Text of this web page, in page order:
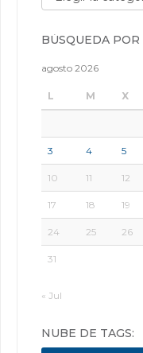
BÚSQUEDA POR
agosto 2026
L M X
3 4 5
10 11 12
17 18 19
24 25 26
31
« Jul
NUBE DE TAGS: